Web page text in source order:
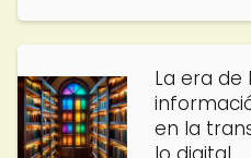
La era de
en la